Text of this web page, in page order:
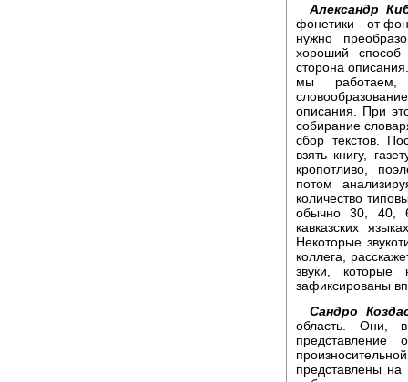
Александр
фонетики - от
нужно
хороший
сторона
мы работаем,
описания. При
собирание
сбор текстов.
взять книгу,
кропотливо,
потом
количество
обычно 30, 40,
кавказских
Некоторые
коллега,
звуки,
зафиксированы
Сандро
область. Они,
представлены на